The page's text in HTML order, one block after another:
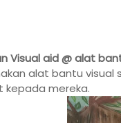
Visual aid @ alat
alat bantu
kepada mereka.